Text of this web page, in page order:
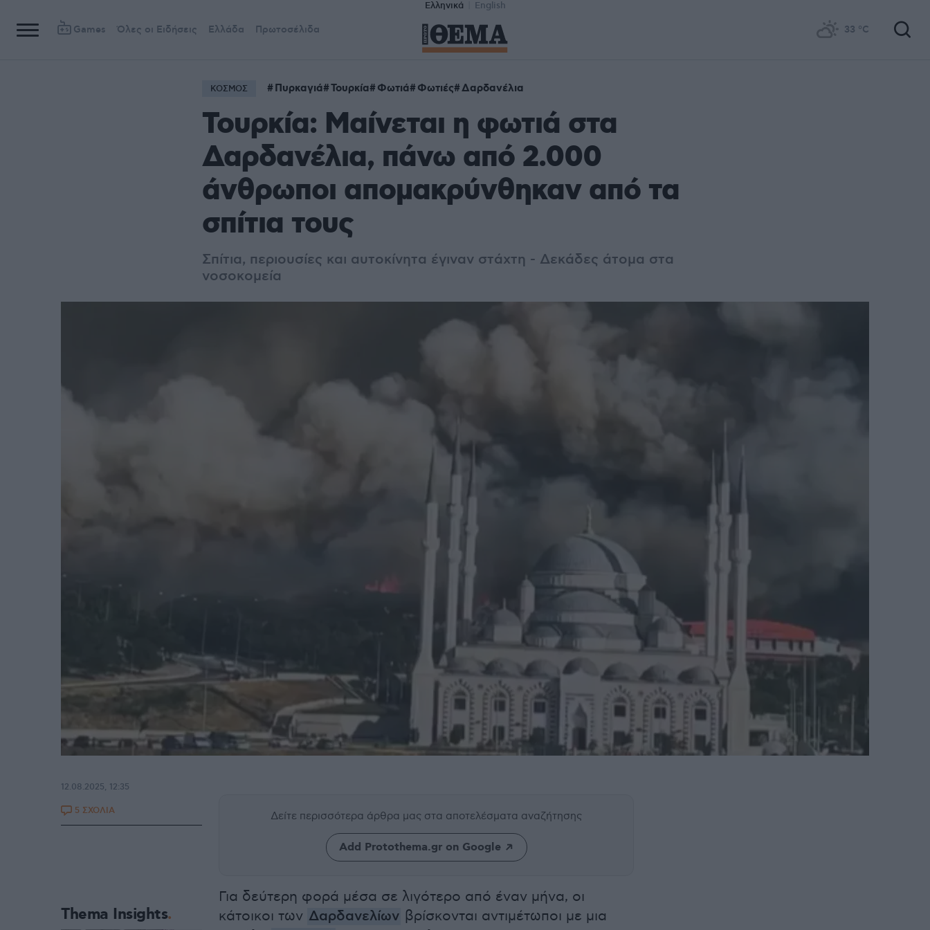
Ελληνικά English
Games Όλες οι Ειδήσεις Ελλάδα Πρωτοσέλιδα 33 °C
ΚΟΣΜΟΣ Πυρκαγιά Τουρκία Φωτιά Φωτιές Δαρδανέλια
Τουρκία: Μαίνεται η φωτιά στα
Δαρδανέλια, πάνω από 2.000
άνθρωποι απομακρύνθηκαν από τα
σπίτια τους
Σπίτια, περιουσίες και αυτοκίνητα έγιναν στάχτη - Δεκάδες άτομα στα
νοσοκομεία
Δείτε περισσότερα άρθρα μας στα αποτελέσματα αναζήτησης
Add Protothema.gr on Google
Για δεύτερη φορά μέσα σε λιγότερο από έναν μήνα, οι
κάτοικοι των Δαρδανελίων βρίσκονται αντιμέτωποι με μια
12.08.2025, 12:35
5 ΣΧΟΛΙΑ
Thema Insights